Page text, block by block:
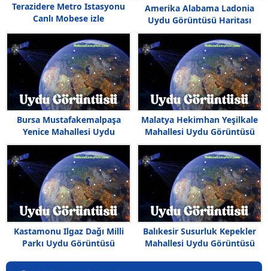
Terazidere Metro Istasyonu
Canlı Mobese izle
Amerika Alabama Ladonia
Uydu Görüntüsü Haritası
Bursa Mustafakemalpaşa
Yenice Mahallesi Uydu
Görüntüsü
Malatya Hekimhan Yeşilkale
Mahallesi Uydu Görüntüsü
Haritası
Kastamonu Ilgaz Dağı Milli
Parkı Uydu Görüntüsü
Balıkesir Susurluk Kepekler
Mahallesi Uydu Görüntüsü